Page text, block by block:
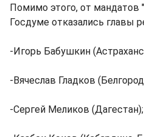
Помимо этого, от мандатов
Госдуме отказались главы
-Игорь Бабушкин
-Вячеслав Гладков
-Сергей Меликов (Дагестан);